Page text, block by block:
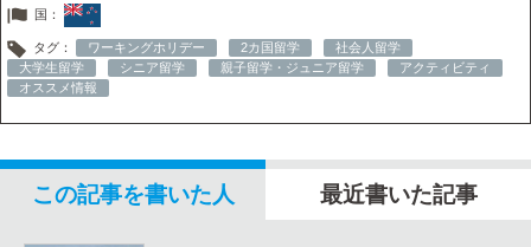
国：
タグ： ワーキングホリデー 2カ国留学
社会人留学
大学生留学
シニア留学 親子留学・ジュニア留学
アクティビティ
オススメ情報
この記事を書いた人 最近書いた記事